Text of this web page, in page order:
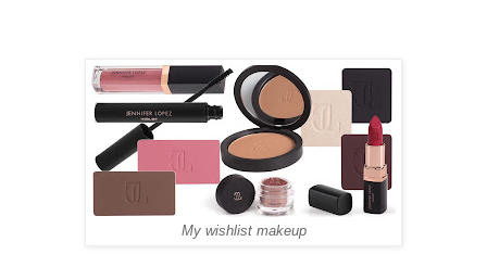
My wishlist makeup